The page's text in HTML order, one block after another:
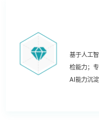
基于人工
检能力；
AI能力沉